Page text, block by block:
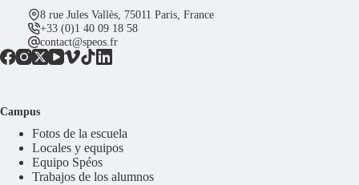
8 rue Jules Vallès, 75011 Paris, France
+33 (0)1 40 09 18 58
contact@speos.fr
Campus
Fotos de la escuela
Locales y equipos
Equipo Spéos
Trabajos de los alumnos